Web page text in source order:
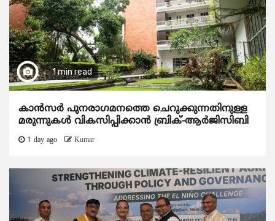
1 min read
കാന്‍സര്‍ പുനരാഗമനത്തെ ചെറുക്കുന്നതിനുള്ള
മരുന്നുകള്‍ വികസിപ്പിക്കാന്‍ ബ്രിക്-ആര്‍ജിസിബി
1 day ago Kumar